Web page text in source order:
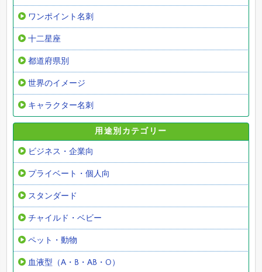
ワンポイント名刺
十二星座
都道府県別
世界のイメージ
キャラクター名刺
用途別カテゴリー
ビジネス・企業向
プライベート・個人向
スタンダード
チャイルド・ベビー
ペット・動物
血液型（A・B・AB・O）